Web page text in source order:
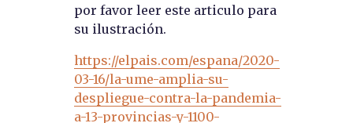
por favor leer este articulo para
su ilustración.
https://elpais.com/espana/2020-
03-16/la-ume-amplia-su-
despliegue-contra-la-pandemia-
a-13-provincias-y-1100-